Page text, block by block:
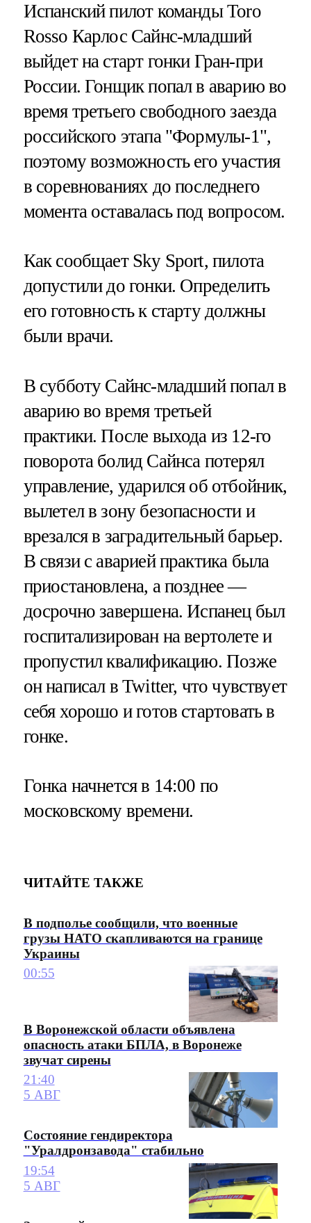
Испанский пилот команды Toro
Rosso Карлос Сайнс-младший
выйдет на старт гонки Гран-при
России. Гонщик попал в аварию во
время третьего свободного заезда
российского этапа "Формулы-1",
поэтому возможность его участия
в соревнованиях до последнего
момента оставалась под вопросом.
Как сообщает Sky Sport, пилота
допустили до гонки. Определить
его готовность к старту должны
были врачи.
В субботу Сайнс-младший попал в
аварию во время третьей
практики. После выхода из 12-го
поворота болид Сайнса потерял
управление, ударился об отбойник,
вылетел в зону безопасности и
врезался в заградительный барьер.
В связи с аварией практика была
приостановлена, а позднее —
досрочно завершена. Испанец был
госпитализирован на вертолете и
пропустил квалификацию. Позже
он написал в Twitter, что чувствует
себя хорошо и готов стартовать в
гонке.
Гонка начнется в 14:00 по
московскому времени.
ЧИТАЙТЕ ТАКЖЕ
В подполье сообщили, что военные
грузы НАТО скапливаются на границе
Украины
00:55
В Воронежской области объявлена
опасность атаки БПЛА, в Воронеже
звучат сирены
21:40
5 АВГ
Состояние гендиректора
"Уралдронзавода" стабильно
19:54
5 АВГ